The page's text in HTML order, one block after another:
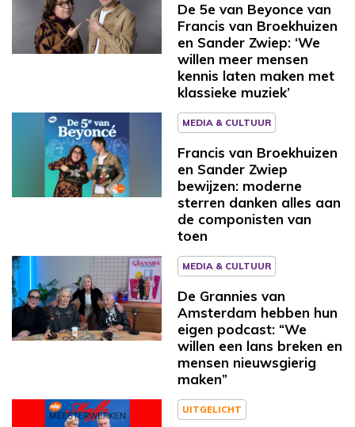
De 5e van Beyonce van
Francis van Broekhuizen
en Sander Zwiep: ‘We
willen meer mensen
kennis laten maken met
klassieke muziek’
MEDIA & CULTUUR
Francis van Broekhuizen
en Sander Zwiep
bewijzen: moderne
sterren danken alles aan
de componisten van
toen
MEDIA & CULTUUR
De Grannies van
Amsterdam hebben hun
eigen podcast: “We
willen een lans breken en
mensen nieuwsgierig
maken”
UITGELICHT